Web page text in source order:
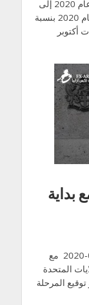
صندوق النقد الدولي يعدل توقعات نمو عام 2020 إلى
3.3 ٪ بعد اعلان مراجعة توقعاته للنمو لعام 2020 بنسبة
أكتوبر
بداية
ارتفعت تداولات الأسهم الأوروبية 13-01-2020 مع
المتحدة
المرحلة